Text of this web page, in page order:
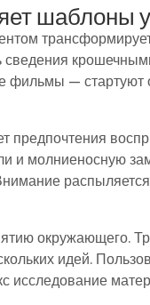
шаблоны
фильмы — стартуют
предпочтения
и молниеносную
распыляется
окружающего.
идей.
исследование